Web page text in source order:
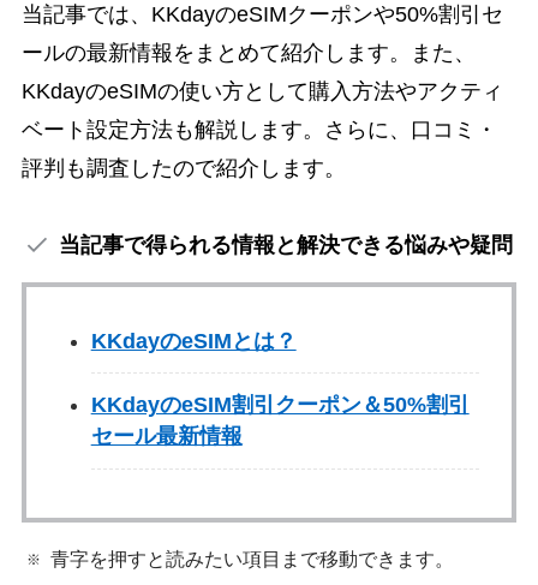
当記事では、KKdayのeSIMクーポンや50%割引セ
ールの最新情報をまとめて紹介します。また、
KKdayのeSIMの使い方として購入方法やアクティ
ベート設定方法も解説します。さらに、口コミ・
評判も調査したので紹介します。
当記事で得られる情報と解決できる悩みや疑問
KKdayのeSIMとは？
KKdayのeSIM割引クーポン＆50%割引
セール最新情報
青字を押すと読みたい項目まで移動できます。